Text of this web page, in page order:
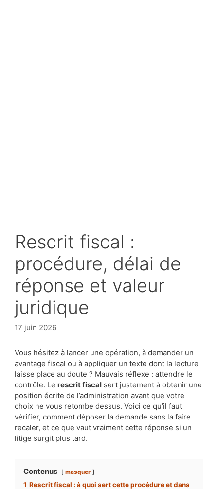
Rescrit fiscal :
procédure, délai de
réponse et valeur
juridique
17 juin 2026
Vous hésitez à lancer une opération, à demander un
avantage fiscal ou à appliquer un texte dont la lecture
laisse place au doute ? Mauvais réflexe : attendre le
contrôle. Le rescrit fiscal sert justement à obtenir une
position écrite de l’administration avant que votre
choix ne vous retombe dessus. Voici ce qu’il faut
vérifier, comment déposer la demande sans la faire
recaler, et ce que vaut vraiment cette réponse si un
litige surgit plus tard.
Contenus masquer
1 Rescrit fiscal : à quoi sert cette procédure et dans